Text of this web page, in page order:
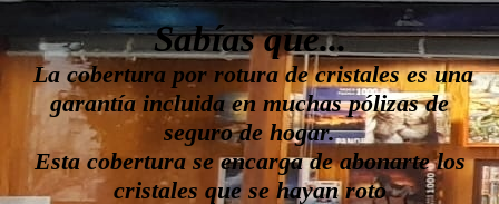
Sabías que...
La cobertura por rotura de cristales es una
garantía incluida en muchas pólizas de
seguro de hogar.
Esta cobertura se encarga de abonarte los
cristales que se hayan roto